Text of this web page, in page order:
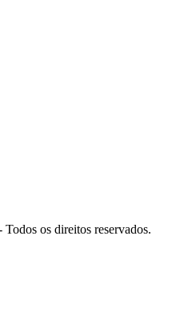
os direitos reservados.